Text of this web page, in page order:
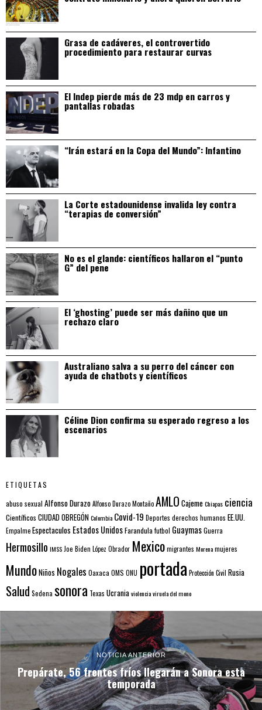
Grasa de cadáveres, el controvertido
procedimiento para restaurar curvas
El Indep pierde más de 23 mdp en carros y
pantallas robadas
“Irán estará en la Copa del Mundo”: Infantino
La Corte estadounidense invalida ley contra
“terapias de conversión”
No es el glande: científicos hallaron el “punto
G” del pene
El ‘ghosting’ puede ser más dañino que un
rechazo claro
Australiano salva a su perro del cáncer con
ayuda de chatbots y científicos
Céline Dion confirma su esperado regreso a los
escenarios
ETIQUETAS
abuso sexual Alfonso DurazoAlfonso Durazo MontañoAMLO CajemeChiapas ciencia
Científicos CIUDAD OBREGÓNColombia Covid-19 Deportes derechos humanos EE.UU.
EmpalmeEspectaculos Estados UnidosFarandula futbol GuaymasGuerra
Hermosillo IMSS Joe Biden López Obrador Mexicomigrantes Morenamujeres
MundoNiños Nogales Oaxaca OMS ONU portada Protección Civil Rusia
Salud Sedena sonora Texas Ucraniaviolenciaviruela del mono
NOTICIA ANTERIOR
Prepárate, 56 frentes fríos llegarán a Sonora esta
temporada